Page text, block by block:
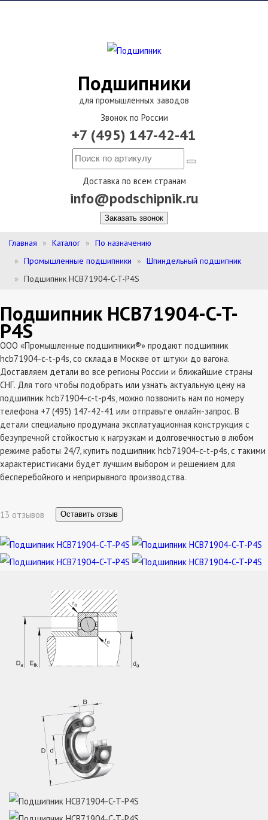
Подшипники
для промышленных заводов
Звонок по России
+7 (495) 147-42-41
Доставка по всем странам
info@podschipnik.ru
Заказать звонок
Главная Каталог
По назначению
Промышленные подшипники
Шпиндельный подшипник
Подшипник HCB71904-C-T-P4S
Подшипник HCB71904-C-T-
P4S
ООО «Промышленные подшипники®» продают подшипник
hcb71904-c-t-p4s, со склада в Москве от штуки до вагона.
Доставляем детали во все регионы России и ближайшие страны
СНГ. Для того чтобы подобрать или узнать актуальную цену на
подшипник hcb71904-c-t-p4s, можно позвонить нам по номеру
телефона +7 (495) 147-42-41 или отправьте онлайн-запрос. В
детали специально продумана эксплатуационная конструкция с
безупречной стойкостью к нагрузкам и долговечностью в любом
режиме работы 24/7, купить подшипник hcb71904-c-t-p4s, с такими
характеристиками будет лучшим выбором и решением для
бесперебойного и неприрывного производства.
13 отзывов Оставить отзыв